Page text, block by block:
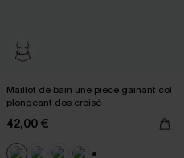
Maillot de bain une pièce gainant col
plongeant dos croisé
42,00 €